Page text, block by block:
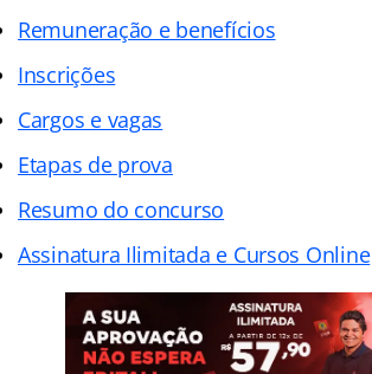
Remuneração e benefícios
Inscrições
Cargos e vagas
Etapas de prova
Resumo do concurso
Assinatura Ilimitada e Cursos Online